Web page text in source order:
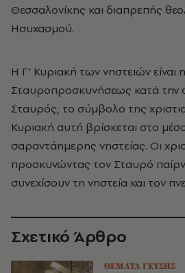
Θεσσαλονίκης και διαπρεπής
Ησυχασμού.
Η Γ' Κυριακή των νηστειών είναι
Σταυροπροσκυνήσεως κατά την
Σταυρός, το σύμβολο της
Κυριακή αυτή βρίσκεται στο
σαραντάημερης νηστείας. Οι
προσκυνώντας τον Σταυρό
συνεχίσουν τη νηστεία και τον
Σχετικό Άρθρο
ΘΕΜΑΤΑ ΓΕΥΣΗΣ